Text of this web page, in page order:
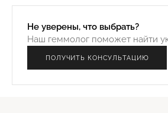
Не уверены, что выбрать?
Наш геммолог поможет найти
ПОЛУЧИТЬ КОНСУЛЬТАЦИЮ